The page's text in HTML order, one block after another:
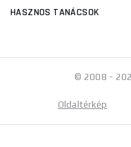
HASZNOS TANÁCSOK
© 2008 -
Oldaltérkép